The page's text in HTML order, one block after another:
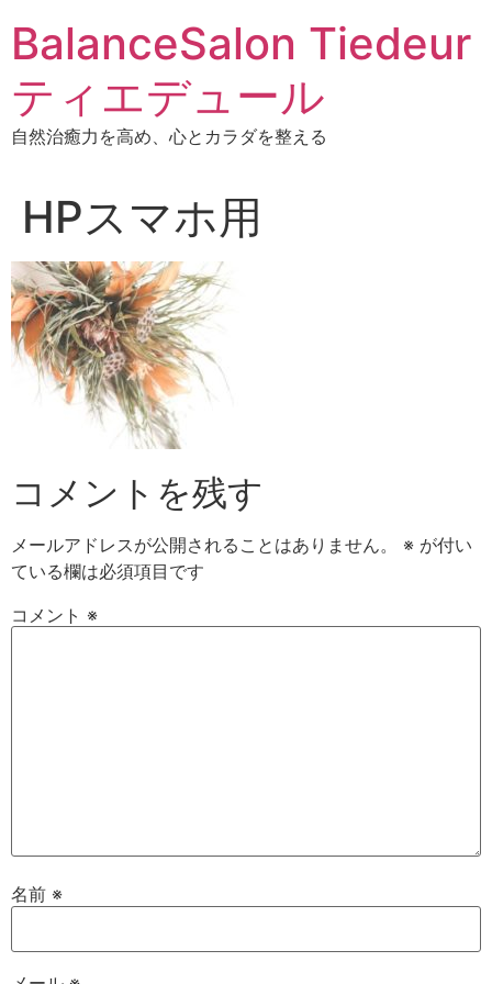
BalanceSalon Tiedeur
ティエデュール
自然治癒力を高め、心とカラダを整える
HPスマホ用
コメントを残す
メールアドレスが公開されることはありません。 ※ が付い
ている欄は必須項目です
コメント ※
名前 ※